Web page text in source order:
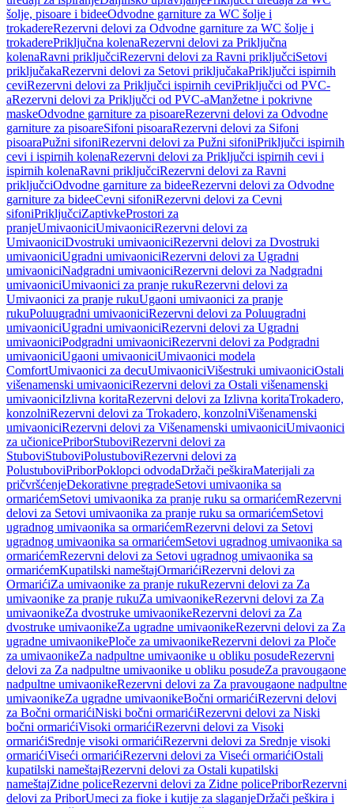
šolje, pisoare i bideeOdvodne garniture za WC šolje i
trokadereRezervni delovi za Odvodne garniture za WC šolje i
trokaderePriključna kolenaRezervni delovi za Priključna
kolenaRavni priključciRezervni delovi za Ravni priključciSetovi
priključakaRezervni delovi za Setovi priključakaPriključci ispirnih
ceviRezervni delovi za Priključci ispirnih ceviPriključci od PVC-
aRezervni delovi za Priključci od PVC-aManžetne i pokrivne
maskeOdvodne garniture za pisoareRezervni delovi za Odvodne
garniture za pisoareSifoni pisoaraRezervni delovi za Sifoni
pisoaraPužni sifoniRezervni delovi za Pužni sifoniPriključci ispirnih
cevi i ispirnih kolenaRezervni delovi za Priključci ispirnih cevi i
ispirnih kolenaRavni priključciRezervni delovi za Ravni
priključciOdvodne garniture za bideeRezervni delovi za Odvodne
garniture za bideeCevni sifoniRezervni delovi za Cevni
sifoniPriključciZaptivkeProstori za
pranjeUmivaoniciUmivaoniciRezervni delovi za
UmivaoniciDvostruki umivaoniciRezervni delovi za Dvostruki
umivaoniciUgradni umivaoniciRezervni delovi za Ugradni
umivaoniciNadgradni umivaoniciRezervni delovi za Nadgradni
umivaoniciUmivaonici za pranje rukuRezervni delovi za
Umivaonici za pranje rukuUgaoni umivaonici za pranje
rukuPoluugradni umivaoniciRezervni delovi za Poluugradni
umivaoniciUgradni umivaoniciRezervni delovi za Ugradni
umivaoniciPodgradni umivaoniciRezervni delovi za Podgradni
umivaoniciUgaoni umivaoniciUmivaonici modela
ComfortUmivaonici za decuUmivaoniciVišestruki umivaoniciOstali
višenamenski umivaoniciRezervni delovi za Ostali višenamenski
umivaoniciIzlivna koritaRezervni delovi za Izlivna koritaTrokadero,
konzolniRezervni delovi za Trokadero, konzolniVišenamenski
umivaoniciRezervni delovi za Višenamenski umivaoniciUmivaonici
za učionicePriborStuboviRezervni delovi za
StuboviStuboviPolustuboviRezervni delovi za
PolustuboviPriborPoklopci odvodaDržači peškiraMaterijali za
pričvršćenjeDekorativne pregradeSetovi umivaonika sa
ormarićemSetovi umivaonika za pranje ruku sa ormarićemRezervni
delovi za Setovi umivaonika za pranje ruku sa ormarićemSetovi
ugradnog umivaonika sa ormarićemRezervni delovi za Setovi
ugradnog umivaonika sa ormarićemSetovi ugradnog umivaonika sa
ormarićemRezervni delovi za Setovi ugradnog umivaonika sa
ormarićemKupatilski nameštajOrmarićiRezervni delovi za
OrmarićiZa umivaonike za pranje rukuRezervni delovi za Za
umivaonike za pranje rukuZa umivaonikeRezervni delovi za Za
umivaonikeZa dvostruke umivaonikeRezervni delovi za Za
dvostruke umivaonikeZa ugradne umivaonikeRezervni delovi za Za
ugradne umivaonikePloče za umivaonikeRezervni delovi za Ploče
za umivaonikeZa nadpultne umivaonike u obliku posudeRezervni
delovi za Za nadpultne umivaonike u obliku posudeZa pravougaone
nadpultne umivaonikeRezervni delovi za Za pravougaone nadpultne
umivaonikeZa ugradne umivaonikeBočni ormarićiRezervni delovi
za Bočni ormarićiNiski bočni ormarićiRezervni delovi za Niski
bočni ormarićiVisoki ormarićiRezervni delovi za Visoki
ormarićiSrednje visoki ormarićiRezervni delovi za Srednje visoki
ormarićiViseći ormarićiRezervni delovi za Viseći ormarićiOstali
kupatilski nameštajRezervni delovi za Ostali kupatilski
nameštajZidne policeRezervni delovi za Zidne policePriborRezervni
delovi za PriborUmeci za fioke i kutije za slaganjeDržači peškira i